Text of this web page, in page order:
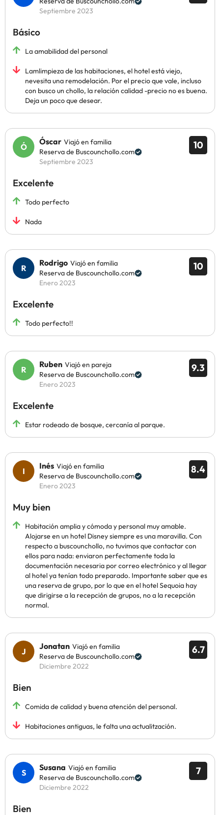
Septiembre 2023
Básico
La amabilidad del personal
Lamlimpieza de las habitaciones, el hotel está viejo,
nevesita una remodelación. Por el precio que vale, incluso
con busco un chollo, la relación calidad -precio no es buena.
Deja un poco que desear.
10
Óscar Viajó en familia
Reserva de Buscounchollo.com
Septiembre 2023
Excelente
Todo perfecto
Nada
10
Rodrigo Viajó en familia
Reserva de Buscounchollo.com
Enero 2023
Excelente
Todo perfecto!!
9.3
Ruben Viajó en pareja
Reserva de Buscounchollo.com
Enero 2023
Excelente
Estar rodeado de bosque, cercanía al parque.
8.4
Inés Viajó en familia
Reserva de Buscounchollo.com
Enero 2023
Muy bien
Habitación amplia y cómoda y personal muy amable.
Alojarse en un hotel Disney siempre es una maravilla. Con
respecto a buscounchollo, no tuvimos que contactar con
ellos para nada: enviaron perfectamente toda la
documentación necesaria por correo electrónico y al llegar
al hotel ya tenían todo preparado. Importante saber que es
una reserva de grupo, por lo que en el hotel Sequoia hay
que dirigirse a la recepción de grupos, no a la recepción
normal.
6.7
Jonatan Viajó en familia
Reserva de Buscounchollo.com
Diciembre 2022
Bien
Comida de calidad y buena atención del personal.
Habitaciones antiguas, le falta una actualitzación.
7
Susana Viajó en familia
Reserva de Buscounchollo.com
Diciembre 2022
Bien